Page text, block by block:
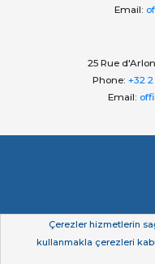
Email:
25 Rue
Phone: +32 2
Email:
Çerezler hizmetlerin
kullanmakla çerezleri